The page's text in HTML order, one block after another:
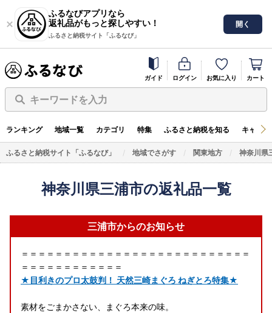
ふるなびアプリなら
返礼品がもっと探しやすい！
ふるさと納税サイト「ふるなび」
開く
ガイド ログイン お気に入り カート
キーワードを入力
ランキング 地域一覧 カテゴリ 特集 ふるさと納税を知る キャン
ふるさと納税サイト「ふるなび」 地域でさがす 関東地方 神奈川県
神奈川県三浦市の返礼品一覧
三浦市からのお知らせ
＝＝＝＝＝＝＝＝＝＝＝＝＝＝＝＝＝＝＝＝＝＝＝＝＝＝＝
＝＝＝＝＝＝＝＝＝＝＝＝
★目利きのプロ太鼓判！ 天然三崎まぐろ ねぎとろ特集★
素材をごまかさない、まぐろ本来の味。